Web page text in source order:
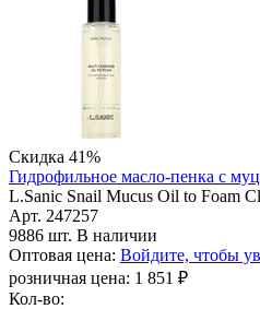
Скидка 41%
Гидрофильное масло-пенка с
L.Sanic Snail Mucus Oil to Foam
Арт. 247257
9886 шт. В наличии
Оптовая цена: Войдите, чтобы
розничная цена: 1 851 ₽
Кол-во: